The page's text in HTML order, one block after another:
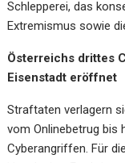
Schlepperei, das
Extremismus sowie
Österreichs drittes
Eisenstadt eröffnet
Straftaten verlagern
vom Onlinebetrug bis
Cyberangriffen. Für